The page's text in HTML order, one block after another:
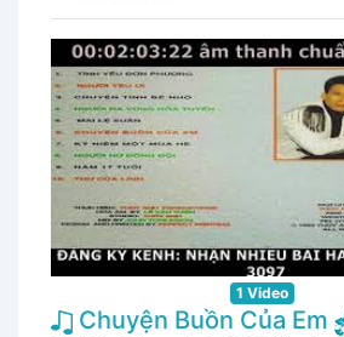
1 Video
Chuyện Buồn Của Em